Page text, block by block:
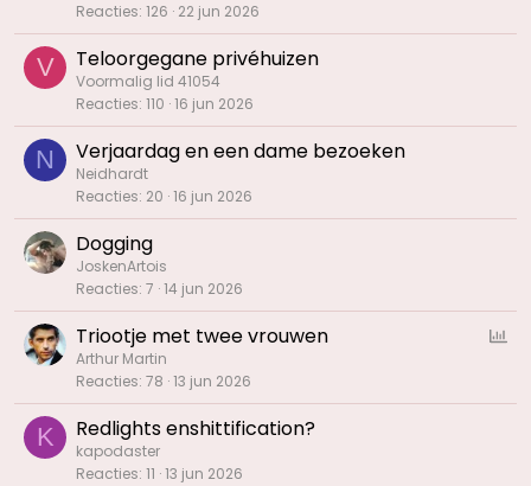
Reacties 126 22 jun 2026
V Teloorgegane privéhuizen
Voormalig lid 41054
Reacties 110 16 jun 2026
N Verjaardag en een dame bezoeken
Neidhardt
Reacties 20 16 jun 2026
Dogging
JoskenArtois
Reacties 7 14 jun 2026
n
Triootje met twee vrouwen
Arthur Martin
Reacties 78 13 jun 2026
K Redlights enshittification?
kapodaster
Reacties 11 13 jun 2026